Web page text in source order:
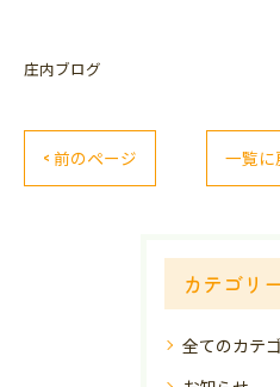
庄内ブログ
< 前のページ 一覧に
カテゴリー
全てのカテ